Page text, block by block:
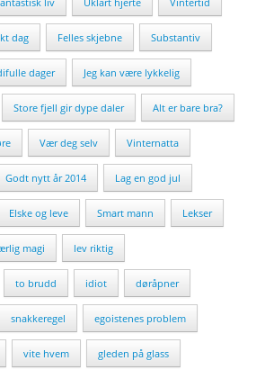
dag Felles skjebne Substantiv
dager Jeg kan være lykkelig
Store fjell gir dype daler Alt er bare bra?
Vær deg selv Vinternatta
Godt nytt år 2014 Lag en god jul
Elske og leve Smart mann Lekser
magi lev riktig
to brudd idiot døråpner
snakkeregel egoistenes problem
vite hvem gleden på glass